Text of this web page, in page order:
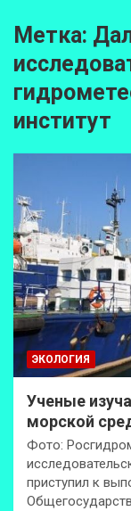
Метка:
институт
ЭКОЛОГИЯ
Ученые
морской
Фото:
приступил к